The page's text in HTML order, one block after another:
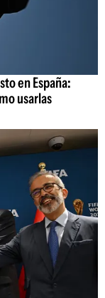
en España:
usarlas